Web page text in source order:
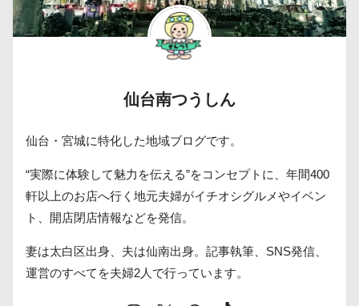
仙台南つうしん
仙台・宮城に特化した地域ブログです。
“実際に体験して魅力を伝える”をコンセプトに、年間400
軒以上のお店へ行く地元夫婦がイチオシグルメやイベン
ト、開店閉店情報などを発信。
妻は太白区出身、夫は仙南出身。記事執筆、SNS発信、
運営のすべてを夫婦2人で行っています。